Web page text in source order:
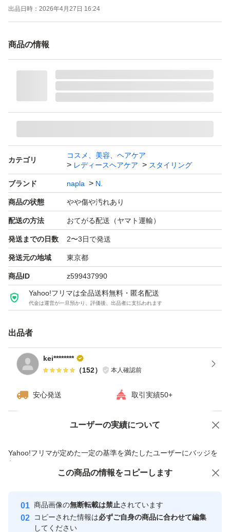
出品日時： 2026年4月27日 16:24
商品の情報
カテゴリ
コスメ、美容、ヘアケア
レディースヘアケア
スタイリング
ブランド napla N.
商品の状態 やや傷や汚れあり
配送の方法 おてがる配送（ヤマト運輸）
発送までの日数 2〜3日で発送
発送元の地域 東京都
商品ID z599437990
Yahoo!フリマは全品送料無料・匿名配送
代金は運営が一旦預かり、評価後、出品者に支払われます
出品者
kei********
（152） 本人確認前
安心発送 取引実績50+
ユーザーの実績について
Yahoo!フリマが定めた一定の基準を満たしたユーザーにバッジを
付与しています
安心取引出品者
心・安全なユーザーです
取引実績
価格の相談 商品への質問
この商品の情報をコピーします
商品画像の無断転載は禁止されています
コピーされた情報は必ずご自身の商品に合わせて編集
してください
この商品をみている人にオススメ